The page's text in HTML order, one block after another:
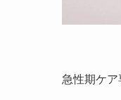
急性期ケア